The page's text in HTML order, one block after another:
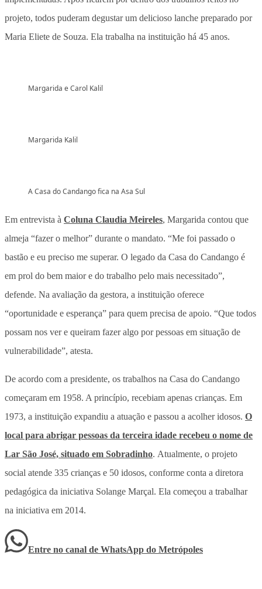
projeto, todos puderam degustar um delicioso lanche preparado por
Maria Eliete de Souza. Ela trabalha na instituição há 45 anos.
Margarida e Carol Kalil
Margarida Kalil
A Casa do Candango fica na Asa Sul
Em entrevista à Coluna Claudia Meireles, Margarida contou que
almeja “fazer o melhor” durante o mandato. “Me foi passado o
bastão e eu preciso me superar. O legado da Casa do Candango é
em prol do bem maior e do trabalho pelo mais necessitado”,
defende. Na avaliação da gestora, a instituição oferece
“oportunidade e esperança” para quem precisa de apoio. “Que todos
possam nos ver e queiram fazer algo por pessoas em situação de
vulnerabilidade”, atesta.
De acordo com a presidente, os trabalhos na Casa do Candango
começaram em 1958. A princípio, recebiam apenas crianças. Em
1973, a instituição expandiu a atuação e passou a acolher idosos. O
local para abrigar pessoas da terceira idade recebeu o nome de
Lar São José, situado em Sobradinho. Atualmente, o projeto
social atende 335 crianças e 50 idosos, conforme conta a diretora
pedagógica da iniciativa Solange Marçal. Ela começou a trabalhar
na iniciativa em 2014.
Entre no canal de WhatsApp do Metrópoles